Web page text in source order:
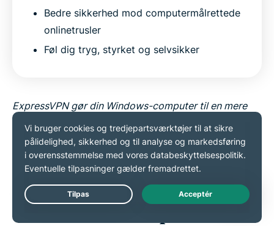
Bedre sikkerhed mod computermålrettede
onlinetrusler
Føl dig tryg, styrket og selvsikker
ExpressVPN gør din Windows-computer til en mere
sikker og privat gateway, der beskytter dine data, og
giver dig ro i sindet, uanset hvor du opretter
forbindelse.
Live Chat